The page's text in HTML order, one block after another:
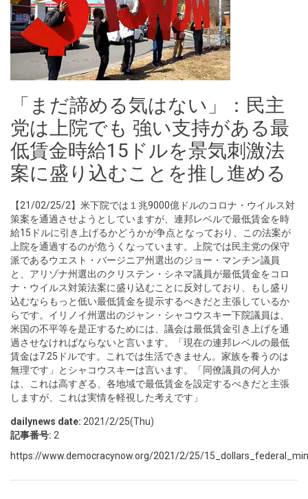
「まだ諦める気はない」：民主
党は上院でも 強い支持がある最
低賃金時給15ドルを景気刺激法
案に盛り込むことを推し進める
【21/02/25/2】米下院では１兆9000億ドルのコロナ・ウイルス対
策案を通過させようとしていますが、連邦レベルで最低賃金を時
給15ドルに引き上げるかどうかが争点となっており、この法案が
上院を通過するのが危うくなっています。上院では民主党の保守
派であるウエスト・バージニア州選出のジョー・マンチン議員
と、アリゾナ州選出のクリステン・シネマ議員が最低賃金をコロ
ナ・ウイルス対策法案に盛り込むことに反対しており、もし盛り
込むならもっと低い最低賃金を提示するべきだと主張しているか
らです。イリノイ州選出のジャン・シャコウスキー下院議員は、
米国の不平等を是正するためには、議会は最低賃金引き上げを通
過させなければならないと言います。「現在の連邦レベルの最低
賃金は7.25ドルです。これでは生活できません。家族を養うのは
無理です」とシャコウスキーは言います。「同僚議員の何人か
は、これは高すぎる、各地域で最低賃金を設定するべきだと主張
しますが、これは実情を軽視した考えです」
dailynews date: 2021/2/25(Thu)
記事番号: 2
https://www.democracynow.org/2021/2/25/